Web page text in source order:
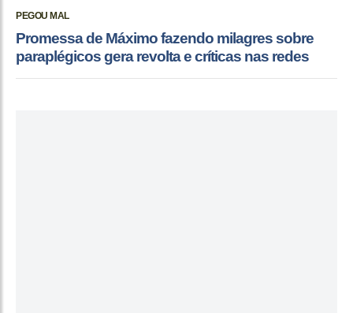
PEGOU MAL
Promessa de Máximo fazendo milagres sobre
paraplégicos gera revolta e críticas nas redes